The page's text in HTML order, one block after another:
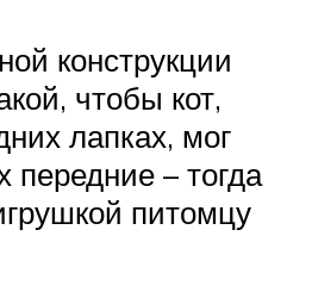
конструкции
чтобы кот,
лапках, мог
передние – тогда
питомцу